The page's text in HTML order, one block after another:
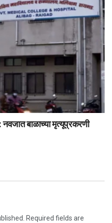
बाळाच्या मृत्यूप्रकरणी
Required fields are